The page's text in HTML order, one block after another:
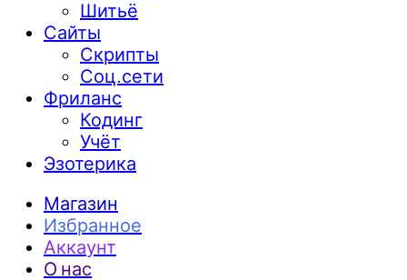
Шитьё
Сайты
Скрипты
Соц.сети
Фриланс
Кодинг
Учёт
Эзотерика
Магазин
Избранное
Аккаунт
О нас